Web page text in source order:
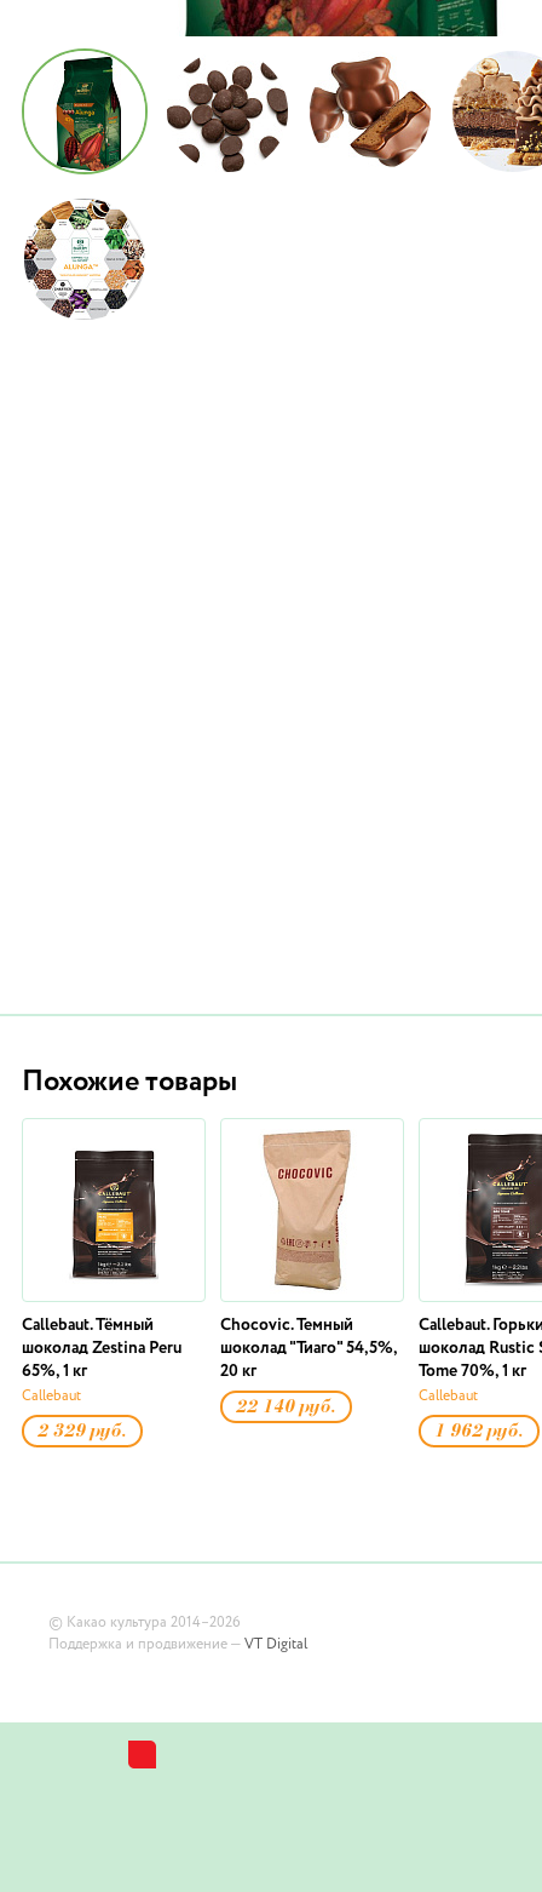
Похожие товары
Callebaut. Тёмный
шоколад Zestina Peru
65%, 1 кг
Callebaut
2 329 руб.
Chocovic. Темный
шоколад "Тиаго" 54,5%,
20 кг
22 140 руб.
Callebaut.
шоколад Rustic
Tome 70%, 1 кг
Callebaut
1 962 руб.
© Какао культура 2014–2026
Поддержка и продвижение — VT Digital